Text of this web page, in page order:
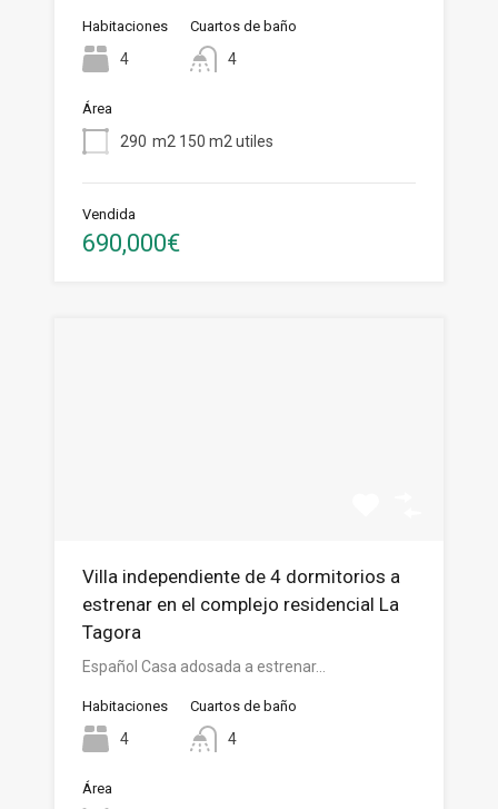
Habitaciones
4
Cuartos de baño
4
Área
290 m2 150 m2 utiles
Vendida
690,000€
Villa independiente de 4 dormitorios a
estrenar en el complejo residencial La
Tagora
Español Casa adosada a estrenar…
Habitaciones
4
Cuartos de baño
4
Área